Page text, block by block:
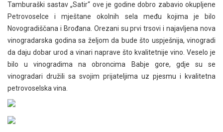
Tamburaški sastav „Satir“ ove je godine dobro zabavio okupljene
Petrovoselce i mještane okolnih sela među kojima je bilo
Novogradiščana i Brođana. Orezani su prvi trsovi i najavljena nova
vinogradarska godina sa željom da bude što uspješnija, vinogradi
da daju dobar urod a vinari naprave što kvalitetnije vino. Veselo je
bilo u vinogradima na obroncima Babje gore, gdje su se
vinogradari družili sa svojim prijateljima uz pjesmu i kvalitetna
petrovoselska vina.